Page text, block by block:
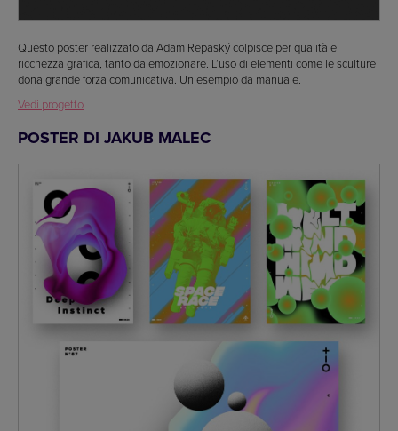
Questo poster realizzato da Adam Repaský colpisce per qualità e
ricchezza grafica, tanto da emozionare. L’uso di elementi come le sculture
dona grande forza comunicativa. Un esempio da manuale.
Vedi progetto
POSTER DI JAKUB MALEC